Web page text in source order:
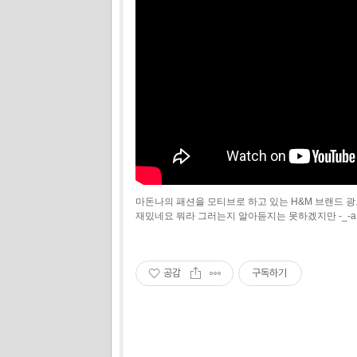
마돈나의 패션을 모티브로 하고 있는 H&M 브랜드 광
재밌네요 뭐라 그러는지 알아듣지는 못하겠지만 -_-a
공감 구독하기